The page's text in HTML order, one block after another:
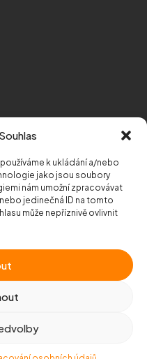
k ukládání a/nebo
jako jsou soubory
nám umožní zpracovávat
jedinečná ID na tomto
může nepříznivě ovlivnit
mapa stránek)
reCAPTCHA